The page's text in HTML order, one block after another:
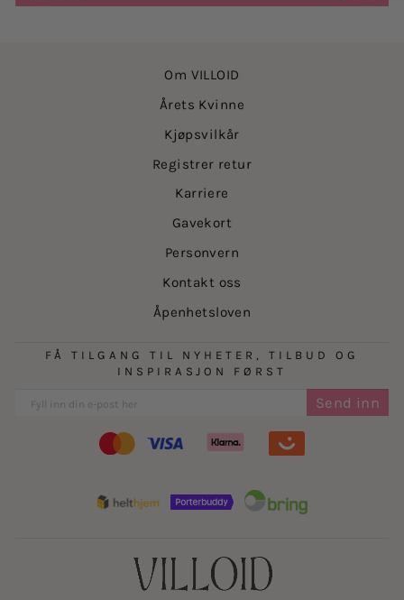
Om VILLOID
Årets Kvinne
Kjøpsvilkår
Registrer retur
Karriere
Gavekort
Personvern
Kontakt oss
Åpenhetsloven
FÅ TILGANG TIL NYHETER, TILBUD OG
INSPIRASJON FØRST
Send inn